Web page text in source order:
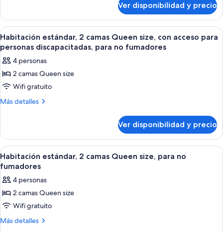
Queen
size,
con
acceso
para
personas
discapacitadas,
no
estándar,
cama
Queen
size,
con
acceso
personas
discapacitadas,
para
Ver disponibilidad y precio
Ver
todas
las
fotos
de
Habitación
estándar,
Queen
size,
con
acceso
para
personas
discapacitadas,
no
Una habitación de hotel con dos
26
Habitación estándar, 2 camas Queen size, con acceso para
personas discapacitadas, para no fumadores
4 personas
2 camas Queen size
Wifi gratuito
Más detalles
Más
estándar,
camas
Queen
con
acceso
personas
discapacitadas,
para
Ver disponibilidad y precio
Ver
todas
las
fotos
de
Habitación
estándar,
Una habitación de hotel con dos
37
Habitación estándar, 2 camas Queen size, para no
fumadores
4 personas
2 camas Queen size
Wifi gratuito
Más detalles
Más